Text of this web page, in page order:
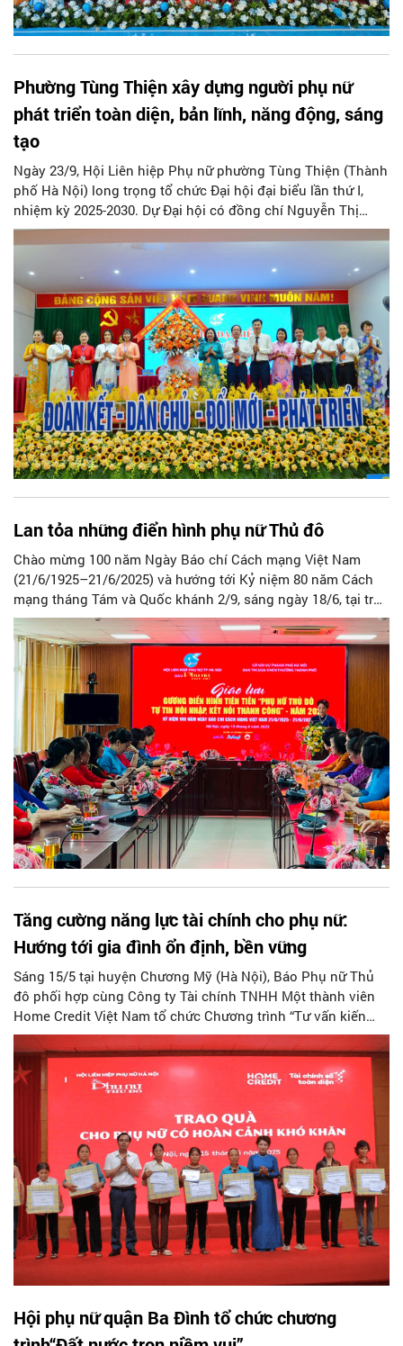
Phường Tùng Thiện xây dựng người phụ nữ
phát triển toàn diện, bản lĩnh, năng động, sáng
tạo
Ngày 23/9, Hội Liên hiệp Phụ nữ phường Tùng Thiện (Thành
phố Hà Nội) long trọng tổ chức Đại hội đại biểu lần thứ I,
nhiệm kỳ 2025-2030. Dự Đại hội có đồng chí Nguyễn Thị
Tuyết Mai - Ủy viên Ban chấp hành - Phó Ban công tác phụ
nữ Hội Liên hiệp phụ nữ (LHPN) thành phố Hà Nội, lãnh đạo
phường Tùng Thiện và 138 đại biểu đại diện cho 5.061 hội
viên phụ nữ trên địa bàn.
Lan tỏa những điển hình phụ nữ Thủ đô
Chào mừng 100 năm Ngày Báo chí Cách mạng Việt Nam
(21/6/1925–21/6/2025) và hướng tới Kỷ niệm 80 năm Cách
mạng tháng Tám và Quốc khánh 2/9, sáng ngày 18/6, tại trụ
sở Hội Liên hiệp Phụ nữ Hà Nội, Báo Phụ nữ Thủ đô phối
hợp với Ban Thi đua – Khen thưởng Thành phố Hà Nội tổ
chức chương trình giao lưu gương điển hình tiên tiến, người
tốt, việc tốt năm 2025 với chủ đề “Phụ nữ Thủ đô Tự tin –
Hội nhập – Kết nối thành công”.
Tăng cường năng lực tài chính cho phụ nữ:
Hướng tới gia đình ổn định, bền vững
Sáng 15/5 tại huyện Chương Mỹ (Hà Nội), Báo Phụ nữ Thủ
đô phối hợp cùng Công ty Tài chính TNHH Một thành viên
Home Credit Việt Nam tổ chức Chương trình “Tư vấn kiến
thức quản lý tài chính gia đình năm 2025”. Đây là hoạt động
thiết thực hưởng ứng Ngày Gia đình Việt Nam 28/6 và cuộc
vận động “Xây dựng gia đình 5 không, 3 sạch” giai đoạn
2022 – 2026 do Hội Liên hiệp Phụ nữ (LHPN) TP Hà Nội phát
động
Hội phụ nữ quận Ba Đình tổ chức chương